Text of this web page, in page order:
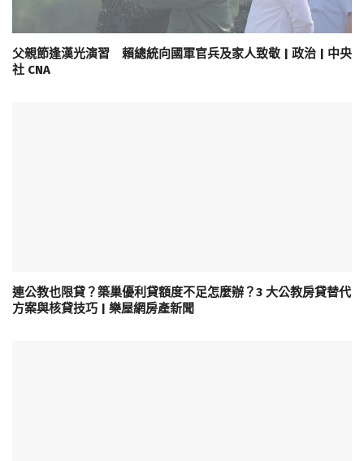
父親節逢漢光演習 賴總統向國軍官兵及家人致敬 | 政治 | 中央
社 CNA
連公教也限貸？築巢優利貸額度不足怎麼辦？3 大公教房貸替代
方案與核貸技巧 | 樂屋網房產新聞